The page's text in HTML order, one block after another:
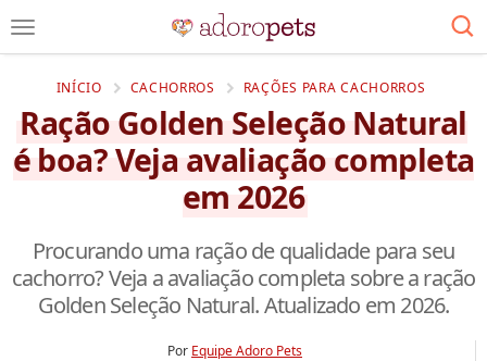
INÍCIO CACHORROS RAÇÕES PARA CACHORROS
Ração Golden Seleção Natural
é boa? Veja avaliação completa
em 2026
Procurando uma ração de qualidade para seu
cachorro? Veja a avaliação completa sobre a ração
Golden Seleção Natural. Atualizado em 2026.
Por Equipe Adoro Pets